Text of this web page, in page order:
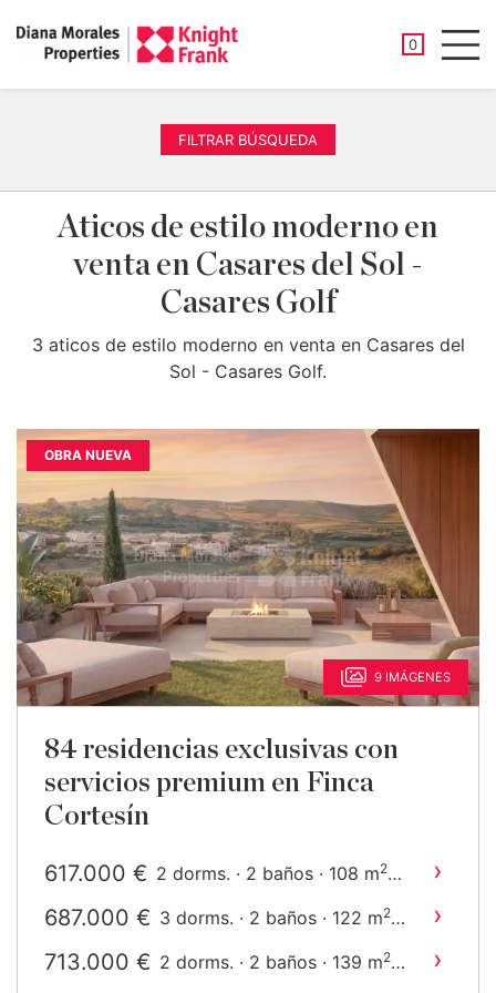
0
FILTRAR BÚSQUEDA
Aticos de estilo moderno en
venta en Casares del Sol -
Casares Golf
3 aticos de estilo moderno en venta en Casares del
Sol - Casares Golf.
OBRA NUEVA
9 IMÁGENES
84 residencias exclusivas con
servicios premium en Finca
Cortesín
617.000 € 2 dorms. · 2 baños · 108 m2 ›
687.000 € 3 dorms. · 2 baños · 122 m2 ›
713.000 € 2 dorms. · 2 baños · 139 m2 ›